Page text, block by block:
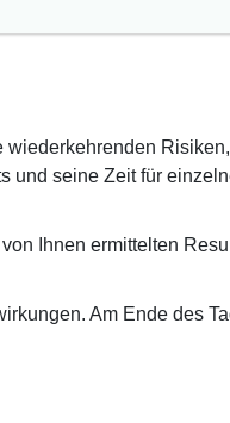
seine Zeit für
Ihnen ermittelten
Am Ende des